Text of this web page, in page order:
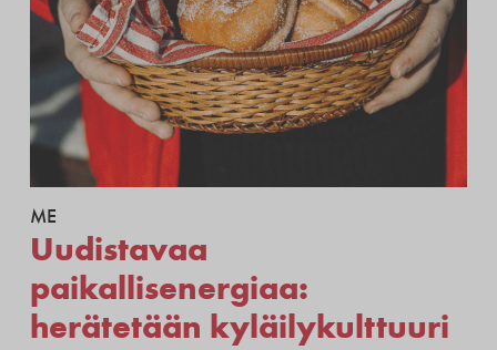
ME
Uudistavaa
paikallisenergiaa:
herätetään kyläilykulttuuri